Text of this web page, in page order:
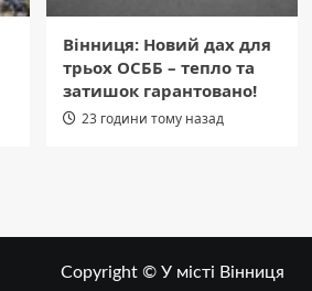
Вінниця: Новий дах для
трьох ОСББ – тепло та
затишок гарантовано!
23 години тому назад
Copyright © У місті Вінниця